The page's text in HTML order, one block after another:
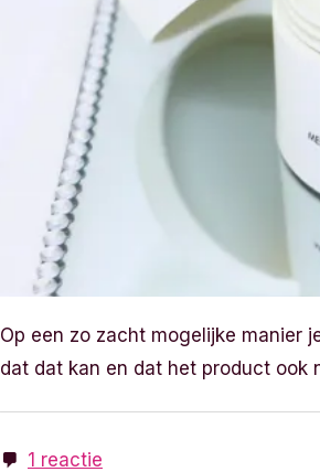
Op een zo zacht mogelijke manier
dat dat kan en dat het product ook
1 reactie